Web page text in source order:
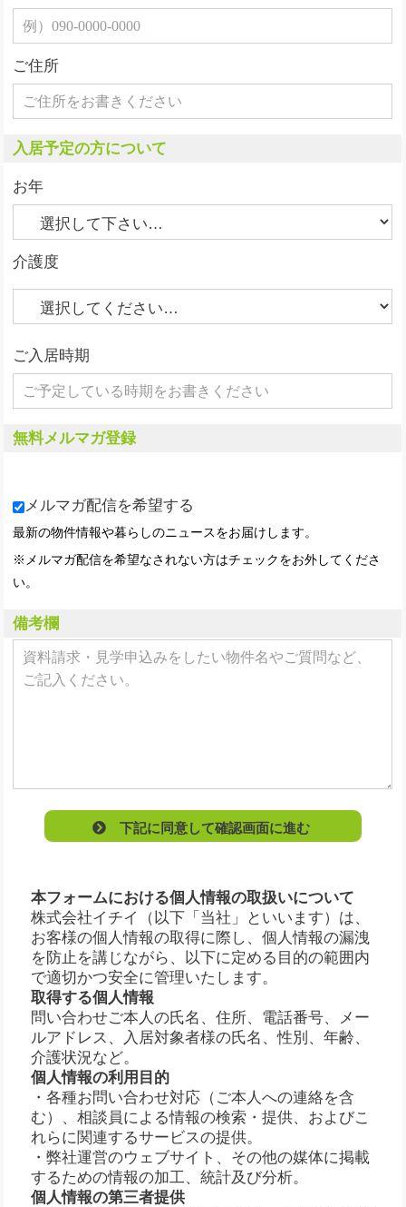
ご住所
入居予定の方について
お年
介護度
ご入居時期
無料メルマガ登録
メルマガ配信を希望する
最新の物件情報や暮らしのニュースをお届けします。
※メルマガ配信を希望なされない方はチェックをお外してくださ
い。
備考欄
下記に同意して確認画面に進む
本フォームにおける個人情報の取扱いについて
株式会社イチイ（以下「当社」といいます）は、
お客様の個人情報の取得に際し、個人情報の漏洩
を防止を講じながら、以下に定める目的の範囲内
で適切かつ安全に管理いたします。
取得する個人情報
問い合わせご本人の氏名、住所、電話番号、メー
ルアドレス、入居対象者様の氏名、性別、年齢、
介護状況など。
個人情報の利用目的
・各種お問い合わせ対応（ご本人への連絡を含
む）、相談員による情報の検索・提供、およびこ
れらに関連するサービスの提供。
・弊社運営のウェブサイト、その他の媒体に掲載
するための情報の加工、統計及び分析。
個人情報の第三者提供